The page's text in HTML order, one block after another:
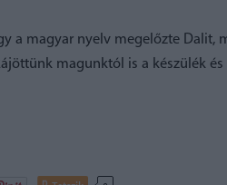
a magyar nyelv megelőzte Dalit,
magunktól is a készülék